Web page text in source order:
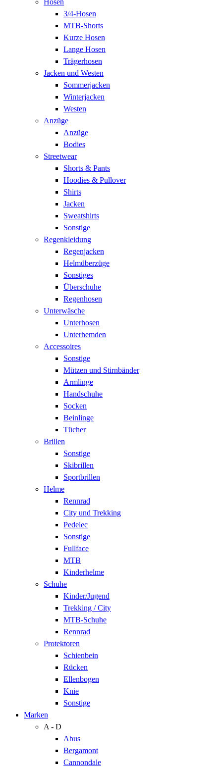
3/4-Hosen
MTB-Shorts
Kurze Hosen
Lange Hosen
Trägerhosen
Jacken und Westen
Sommerjacken
Winterjacken
Westen
Anzüge
Anzüge
Bodies
Streetwear
Shorts & Pants
Hoodies & Pullover
Shirts
Jacken
Sweatshirts
Sonstige
Regenkleidung
Regenjacken
Helmüberzüge
Sonstiges
Überschuhe
Regenhosen
Unterwäsche
Unterhosen
Unterhemden
Accessoires
Sonstige
Mützen und Stirnbänder
Armlinge
Handschuhe
Socken
Beinlinge
Tücher
Brillen
Sonstige
Skibrillen
Sportbrillen
Helme
Rennrad
City und Trekking
Pedelec
Sonstige
Fullface
MTB
Kinderhelme
Schuhe
Kinder/Jugend
Trekking / City
MTB-Schuhe
Rennrad
Protektoren
Schienbein
Rücken
Ellenbogen
Knie
Sonstige
Marken
A - D
Abus
Bergamont
Cannondale